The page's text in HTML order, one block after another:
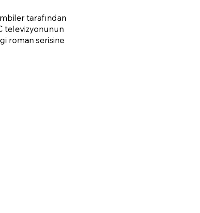
tarafından
televizyonunun
roman serisine